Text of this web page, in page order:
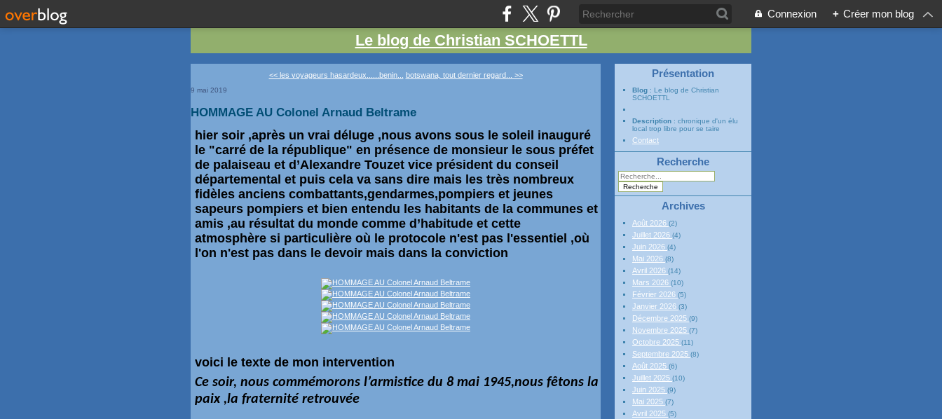
Connexion + Créer mon blog
Le blog de Christian SCHOETTL
<< les voyageurs hasardeux......benin... botswana, tout dernier regard... >>
9 mai 2019
HOMMAGE AU Colonel Arnaud Beltrame
hier soir ,après un vrai déluge ,nous avons sous le soleil inauguré
le "carré de la république" en présence de monsieur le sous préfet
de palaiseau et d’Alexandre Touzet vice président du conseil
départemental et puis cela va sans dire mais les très nombreux
fidèles anciens combattants,gendarmes,pompiers et jeunes
sapeurs pompiers et bien entendu les habitants de la communes et
amis ,au résultat du monde comme d’habitude et cette
atmosphère si particulière où le protocole n'est pas l'essentiel ,où
l'on n'est pas dans le devoir mais dans la conviction
voici le texte de mon intervention
Ce soir, nous commémorons l’armistice du 8 mai 1945,nous fêtons la
paix ,la fraternité retrouvée
Présentation
Blog : Le blog de Christian
SCHOETTL
Description : chronique d'un élu
local trop libre pour se taire
Contact
Recherche
Archives
Août 2026 (2)
Juillet 2026 (4)
Juin 2026 (4)
Mai 2026 (8)
Avril 2026 (14)
Mars 2026 (10)
Février 2026 (5)
Janvier 2026 (3)
Décembre 2025 (9)
Novembre 2025 (7)
Octobre 2025 (11)
Septembre 2025 (8)
Août 2025 (6)
Juillet 2025 (10)
Juin 2025 (9)
Mai 2025 (7)
Avril 2025 (5)